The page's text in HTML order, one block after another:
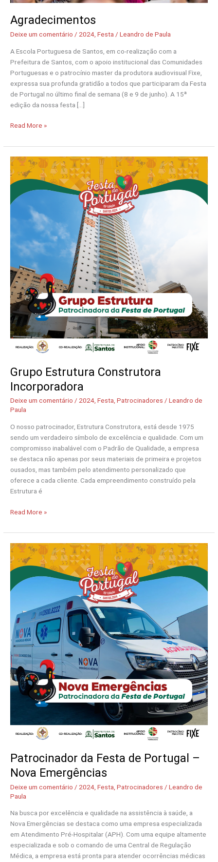
Agradecimentos
Deixe um comentário / 2024 ,Festa /Leandro de Paula
A Escola Portuguesa de Santos, em co-realização com a
Prefeitura de Santos, com o apoio institucional das Comunidades
Portuguesas e o patrocínio master da produtora audiovisual Fixe,
expressa sua profunda gratidão a todos que participaram da Festa
de Portugal no último final de semana (8 e 9 de junho). A 15ª
edição da nossa festa […]
Read More »
Grupo Estrutura Construtora
Incorporadora
Deixe um comentário /2024,Festa,Patrocinadores /Leandro de
Paula
O nosso patrocinador, Estrutura Construtora, está desde 1975
sendo um verdadeiro símbolo de excelência e qualidade. Com um
compromisso inabalável com o Padrão de Qualidade, a empresa
se destaca não apenas por seus materiais de primeira e projetos
ousados, mas também pelo atendimento personalizado que
oferece a cada cliente. Cada empreendimento construído pela
Estrutura é
Grupo
Estrutura
Construtora
Incorporadora
Read More »
Patrocinador da Festa de Portugal –
Nova Emergências
Deixe um comentário / 2024 ,Festa ,Patrocinadores /Leandro de
Paula
Na busca por excelência e qualidade na assistência à saúde, a
Nova Emergências se destaca como uma empresa especializada
em Atendimento Pré-Hospitalar (APH). Com uma equipe altamente
especializada e sob o comando de uma Central de Regulação
Médica, a empresa está pronta para atender ocorrências médicas
Patrocinador
da
Festa
Portugal
Nova
Emergências